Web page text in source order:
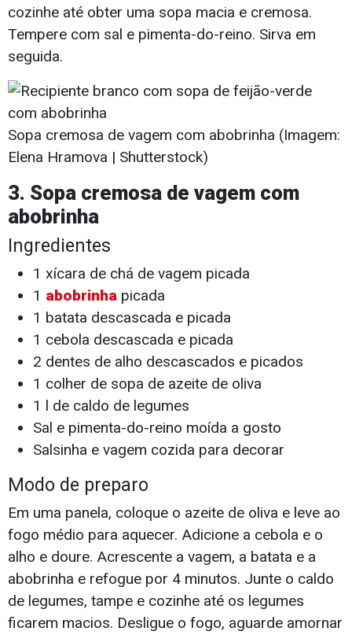
cozinhe até obter uma sopa macia e cremosa.
Tempere com sal e pimenta-do-reino. Sirva em
seguida.
Sopa cremosa de vagem com abobrinha (Imagem:
Elena Hramova | Shutterstock)
3. Sopa cremosa de vagem com
abobrinha
Ingredientes
1 xícara de chá de vagem picada
1 abobrinha picada
1 batata descascada e picada
1 cebola descascada e picada
2 dentes de alho descascados e picados
1 colher de sopa de azeite de oliva
1 l de caldo de legumes
Sal e pimenta-do-reino moída a gosto
Salsinha e vagem cozida para decorar
Modo de preparo
Em uma panela, coloque o azeite de oliva e leve ao
fogo médio para aquecer. Adicione a cebola e o
alho e doure. Acrescente a vagem, a batata e a
abobrinha e refogue por 4 minutos. Junte o caldo
de legumes, tampe e cozinhe até os legumes
ficarem macios. Desligue o fogo, aguarde amornar